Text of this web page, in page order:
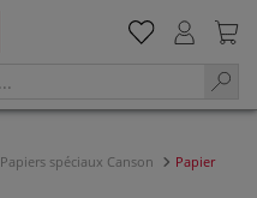
Papiers spéciaux Canson
Papier